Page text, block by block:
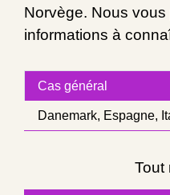
Norvège. Nous
informations à
Cas général
Danemark, Espagne,
Tout